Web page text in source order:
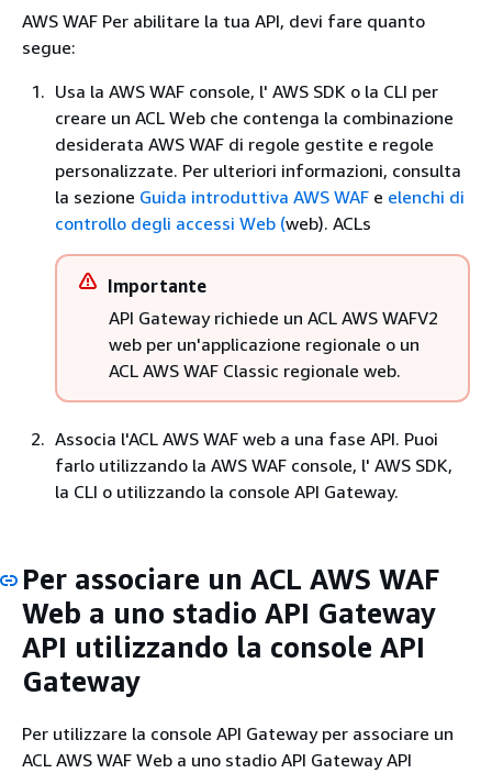
AWS WAF Per abilitare la tua API, devi fare quanto
segue:
Usa la AWS WAF console, l' AWS SDK o la CLI per
creare un ACL Web che contenga la combinazione
desiderata AWS WAF di regole gestite e regole
personalizzate. Per ulteriori informazioni, consulta
la sezione Guida introduttiva AWS WAF e elenchi di
controllo degli accessi Web (web). ACLs
Importante
API Gateway richiede un ACL AWS WAFV2
web per un'applicazione regionale o un
ACL AWS WAF Classic regionale web.
Associa l'ACL AWS WAF web a una fase API. Puoi
farlo utilizzando la AWS WAF console, l' AWS SDK,
la CLI o utilizzando la console API Gateway.
Per associare un ACL AWS WAF
Web a uno stadio API Gateway
API utilizzando la console API
Gateway
Per utilizzare la console API Gateway per associare un
ACL AWS WAF Web a uno stadio API Gateway API